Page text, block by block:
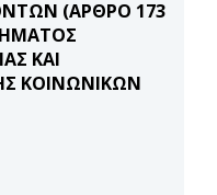
(ΑΡΘΡΟ 173
ΚΑΙ
ΚΟΙΝΩΝΙΚΩΝ